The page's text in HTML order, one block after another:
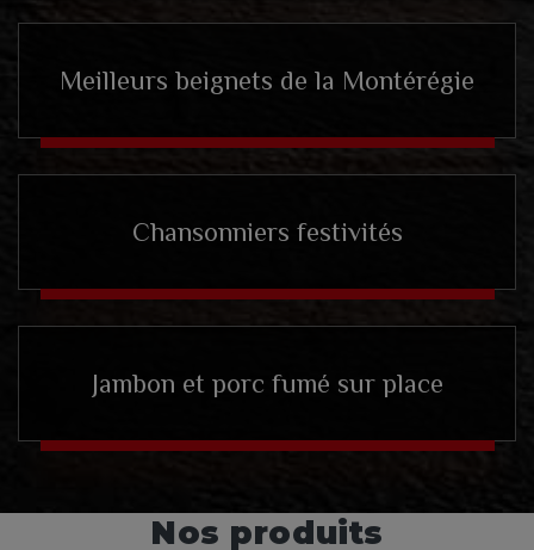
Meilleurs beignets de la Montérégie
Chansonniers festivités
Jambon et porc fumé sur place
Nos produits